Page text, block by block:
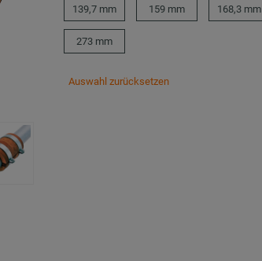
139,7 mm 159 mm 168,3 mm
273 mm
Auswahl zurücksetzen